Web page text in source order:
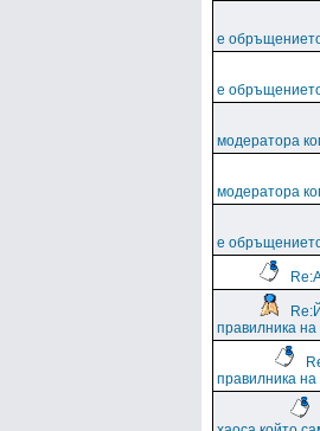
е
е
модератора
модератора
е
правилника на
правилника на